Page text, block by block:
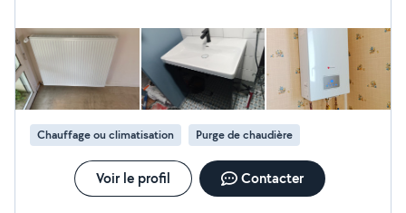
Chauffage ou climatisation Purge de chaudière
Voir le profil Contacter